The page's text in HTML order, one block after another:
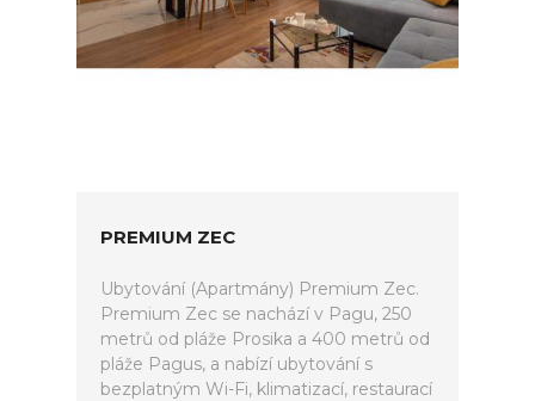
PREMIUM ZEC
Ubytování (Apartmány) Premium Zec.
Premium Zec se nachází v Pagu, 250
metrů od pláže Prosika a 400 metrů od
pláže Pagus, a nabízí ubytování s
bezplatným Wi-Fi, klimatizací, restaurací